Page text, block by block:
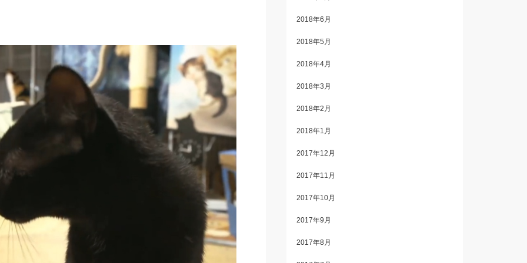
2018年6月
2018年5月
2018年4月
2018年3月
2018年2月
2018年1月
2017年12月
2017年11月
2017年10月
2017年9月
2017年8月